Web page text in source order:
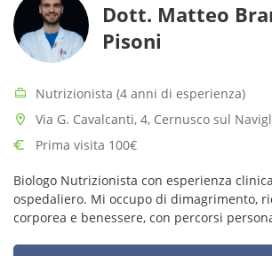
Dott. Matteo
Pisoni
Nutrizionista (4 anni di esperienza)
Via G. Cavalcanti, 4, Cernusco sul
Prima visita 100€
Biologo Nutrizionista con esperienza
ospedaliero. Mi occupo di dimagrimento,
corporea e benessere, con percorsi